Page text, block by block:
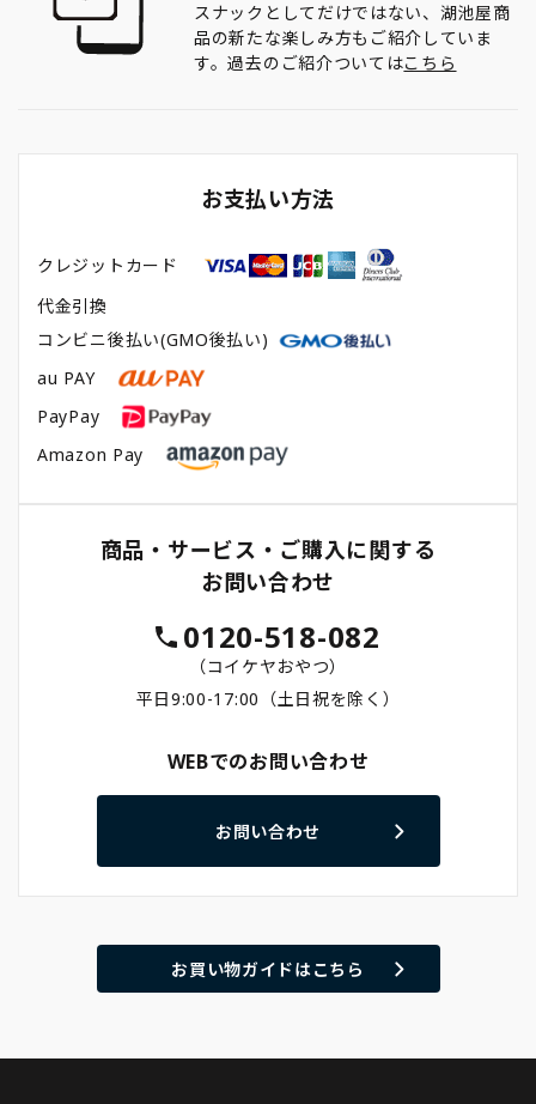
スナックとしてだけではない、湖池屋商
品の新たな楽しみ方もご紹介していま
す。過去のご紹介ついてはこちら
お支払い方法
クレジットカード
代金引換
コンビニ後払い(GMO後払い)
au PAY
PayPay
Amazon Pay
商品・サービス・ご購入に関する
お問い合わせ
0120-518-082
（コイケヤおやつ）
平日9:00-17:00（土日祝を除く）
WEBでのお問い合わせ
お問い合わせ
お買い物ガイドはこちら